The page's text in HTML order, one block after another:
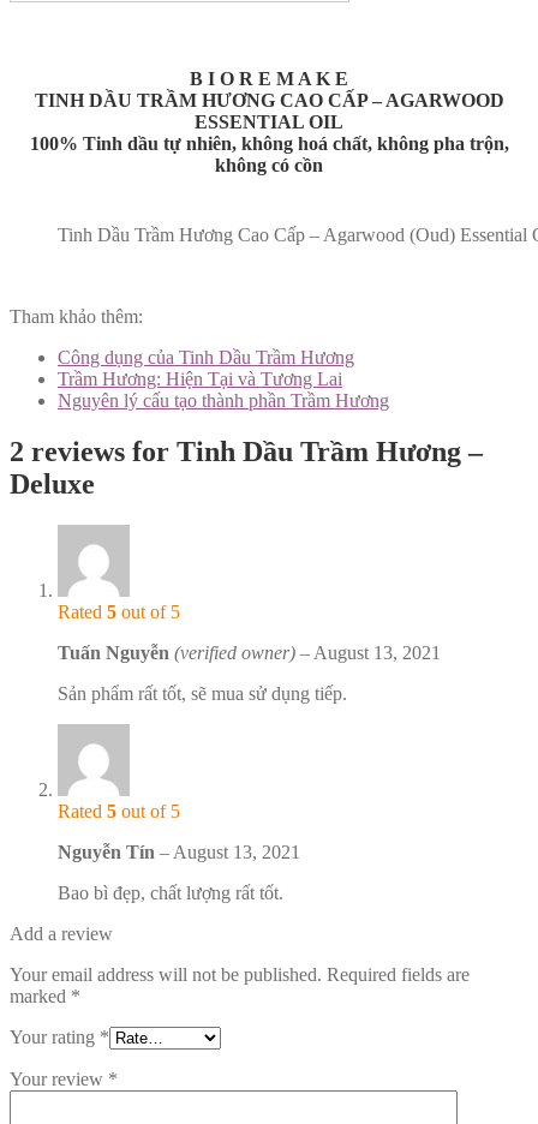
B I O R E M A K E
TINH DẦU TRẦM HƯƠNG CAO CẤP – AGARWOOD
ESSENTIAL OIL
100% Tinh dầu tự nhiên, không hoá chất, không pha trộn,
không có cồn
Tinh Dầu Trầm Hương Cao Cấp – Agarwood (Oud) Essential
Tham khảo thêm:
Công dụng của Tinh Dầu Trầm Hương
Trầm Hương: Hiện Tại và Tương Lai
Nguyên lý cấu tạo thành phần Trầm Hương
2 reviews for Tinh Dầu Trầm Hương –
Deluxe
Rated 5 out of 5
Tuấn Nguyễn (verified owner) – August 13, 2021
Sản phẩm rất tốt, sẽ mua sử dụng tiếp.
Rated 5 out of 5
Nguyễn Tín – August 13, 2021
Bao bì đẹp, chất lượng rất tốt.
Add a review
Your email address will not be published. Required fields are
marked *
Your rating *
Your review *